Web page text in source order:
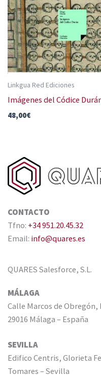
Linkgua Red Ediciones
Imágenes del Códice
48,00€
CONTACTO
Tfno: +34 951.20.45.32
Email: info@quares.es
QUARES Salesforce, S.L.
MÁLAGA
Calle Marcos de Obregón,
29016 Málaga – España
SEVILLA
Edifico Centris, Glorieta
Tomares – Sevilla